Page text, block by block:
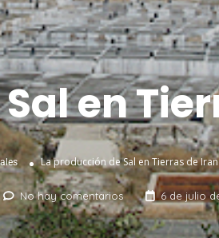
en
La producción de Sal en Tierras de
No hay comentarios 6 de julio